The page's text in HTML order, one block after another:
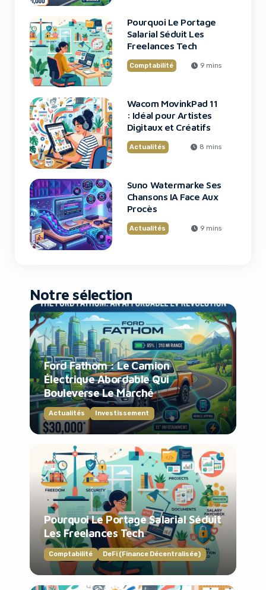
Pourquoi Le Portage
Salarial Séduit Les
Freelances Tech
Comptabilité 9 mins
Wacom MovinkPad 11
: Idéal pour Artistes
Digitaux et Créatifs
Actualités 8 mins
Suno Watermarke Ses
Chansons IA Face Aux
Procès
Actualités 9 mins
Notre sélection
Ford Fathom : Le Camion
Électrique Abordable Qui
Bouleverse Le Marché
Actualités Investissement
Pourquoi Le Portage Salarial Séduit
Les Freelances Tech
Comptabilité DeFi (Finance Décentralisée)